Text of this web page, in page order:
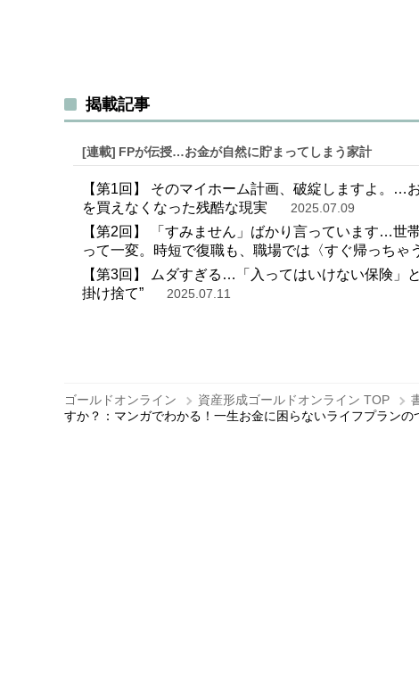
揭載記事
[連載] FPが伝授…お金が自然に貯まってしまう家計
【第1回】 そのマイホーム計画、破綻しますよ。…
を買えなくなった残酷な現実
2025.07.09
【第2回】 「すみません」ばかり言っています…世
って一変。時短で復職も、職場では〈すぐ帰っちゃ
【第3回】 ムダすぎる…「入ってはいけない保険」
掛け捨て”
2025.07.11
ゴールドオンライン 資産形成ゴールドオンライン TOP
すか？：マンガでわかる！一生お金に困らないライフプランの